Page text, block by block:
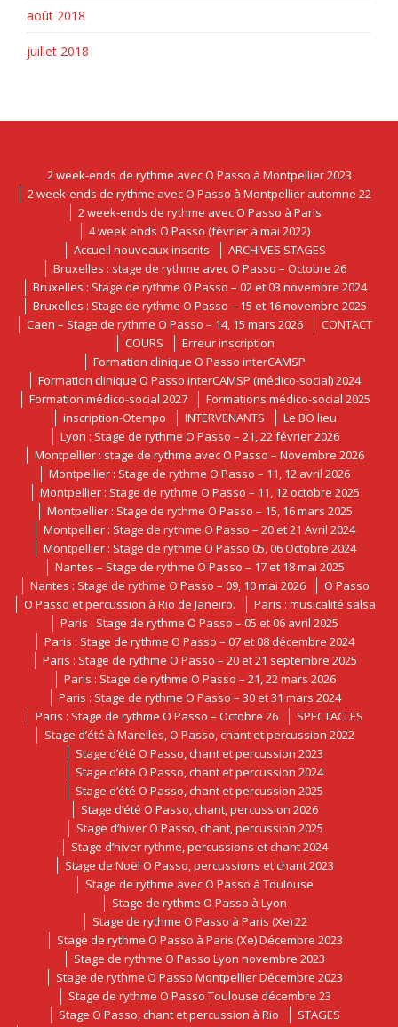
août 2018
juillet 2018
2 week-ends de rythme avec O Passo à Montpellier 2023
2 week-ends de rythme avec O Passo à Montpellier automne 22
2 week-ends de rythme avec O Passo à Paris
4 week ends O Passo (février à mai 2022)
Accueil nouveaux inscrits
ARCHIVES STAGES
Bruxelles : stage de rythme avec O Passo – Octobre 26
Bruxelles : Stage de rythme O Passo – 02 et 03 novembre 2024
Bruxelles : Stage de rythme O Passo – 15 et 16 novembre 2025
Caen – Stage de rythme O Passo – 14, 15 mars 2026
CONTACT
COURS
Erreur inscription
Formation clinique O Passo interCAMSP
Formation clinique O Passo interCAMSP (médico-social) 2024
Formation médico-social 2027
Formations médico-social 2025
inscription-Otempo
INTERVENANTS
Le BO lieu
Lyon : Stage de rythme O Passo – 21, 22 février 2026
Montpellier : stage de rythme avec O Passo – Novembre 2026
Montpellier : Stage de rythme O Passo – 11, 12 avril 2026
Montpellier : Stage de rythme O Passo – 11, 12 octobre 2025
Montpellier : Stage de rythme O Passo – 15, 16 mars 2025
Montpellier : Stage de rythme O Passo – 20 et 21 Avril 2024
Montpellier : Stage de rythme O Passo 05, 06 Octobre 2024
Nantes – Stage de rythme O Passo – 17 et 18 mai 2025
Nantes : Stage de rythme O Passo – 09, 10 mai 2026
O Passo
O Passo et percussion à Rio de Janeiro.
Paris : musicalité salsa
Paris : Stage de rythme O Passo – 05 et 06 avril 2025
Paris : Stage de rythme O Passo – 07 et 08 décembre 2024
Paris : Stage de rythme O Passo – 20 et 21 septembre 2025
Paris : Stage de rythme O Passo – 21, 22 mars 2026
Paris : Stage de rythme O Passo – 30 et 31 mars 2024
Paris : Stage de rythme O Passo – Octobre 26
SPECTACLES
Stage d’été à Marelles, O Passo, chant et percussion 2022
Stage d’été O Passo, chant et percussion 2023
Stage d’été O Passo, chant et percussion 2024
Stage d’été O Passo, chant et percussion 2025
Stage d’été O Passo, chant, percussion 2026
Stage d’hiver O Passo, chant, percussion 2025
Stage d’hiver rythme, percussions et chant 2024
Stage de Noël O Passo, percussions et chant 2023
Stage de rythme avec O Passo à Toulouse
Stage de rythme O Passo à Lyon
Stage de rythme O Passo à Paris (Xe) 22
Stage de rythme O Passo à Paris (Xe) Décembre 2023
Stage de rythme O Passo Lyon novembre 2023
Stage de rythme O Passo Montpellier Décembre 2023
Stage de rythme O Passo Toulouse décembre 23
Stage O Passo, chant et percussion à Rio
STAGES